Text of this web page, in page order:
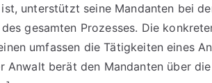
unterstützt seine Mandanten bei
gesamten Prozesses. Die
umfassen die Tätigkeiten eines
Anwalt berät den Mandanten über